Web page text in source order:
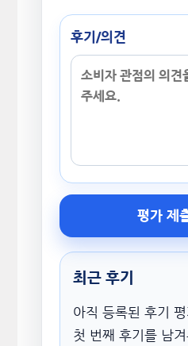
후기/의견
평가 제
최근 후기
아직 등록된 후기
첫 번째 후기를 남겨